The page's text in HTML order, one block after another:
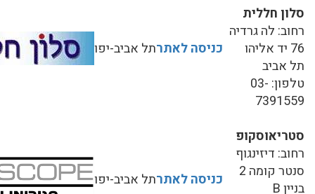
סלון חללית
רחוב: לה גרדיה
76 יד אליהו
תל אביב
טלפון: 03-
7391559
כניסה לאתרתל אביב-יפו
סטריאוסקופ
רחוב: דיזינגוף
סנטר קומה 2
בניין B
כניסה לאתרתל אביב-יפו